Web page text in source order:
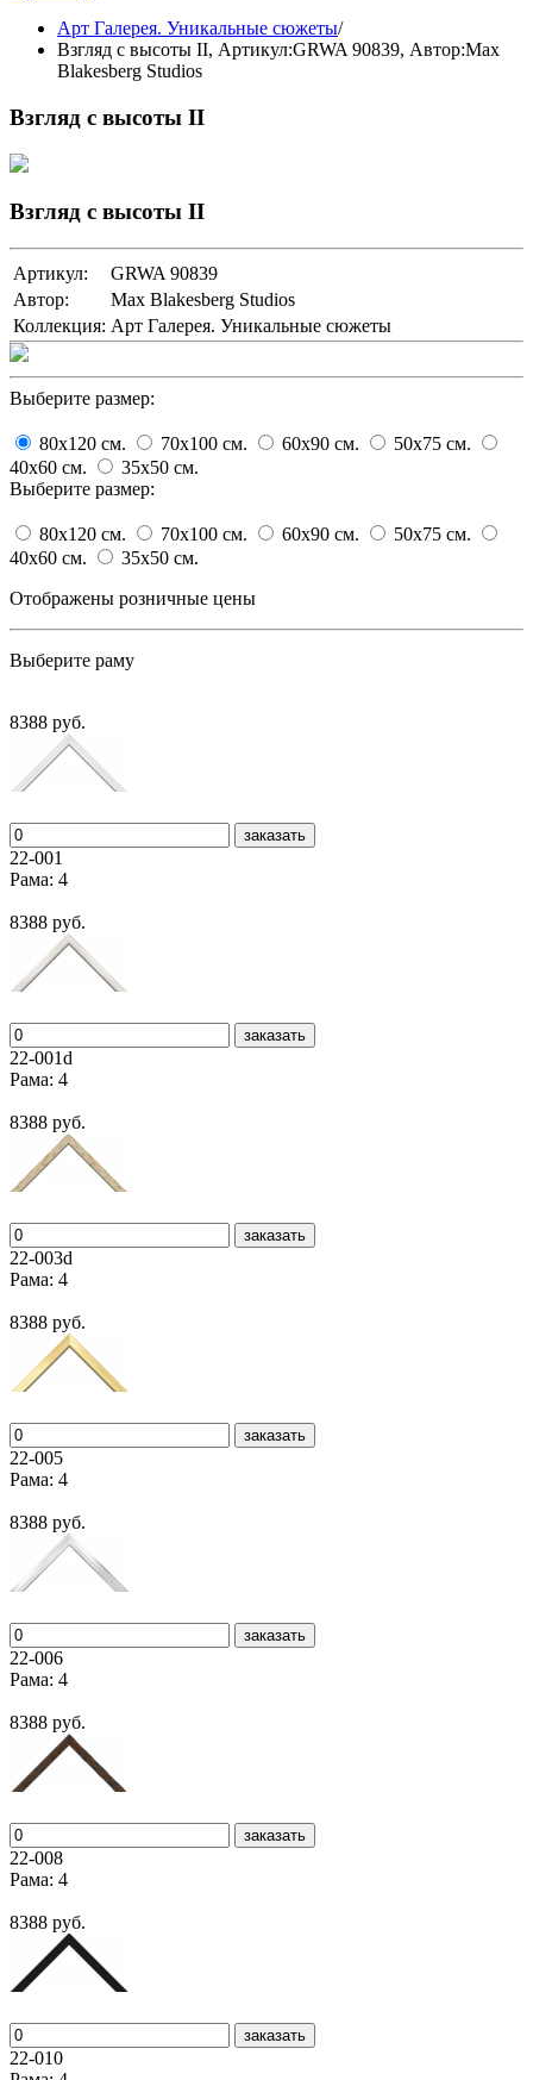
Арт Галерея. Уникальные сюжеты/
Взгляд с высоты II, Артикул:GRWA 90839, Автор:Max
Blakesberg Studios
Взгляд с высоты II
Взгляд с высоты II
Артикул:
GRWA 90839
Автор:
Max Blakesberg Studios
Коллекция: Арт Галерея. Уникальные сюжеты
Выберите размер:
80x120 cм. 70x100 cм. 60x90 cм. 50x75 cм.
40x60 cм. 35x50 cм.
Выберите размер:
80x120 cм. 70x100 cм. 60x90 cм. 50x75 cм.
40x60 cм. 35x50 cм.
Отображены розничные цены
Выберите раму
8388 руб.
заказать
22-001
Рама: 4
8388 руб.
заказать
22-001d
Рама: 4
8388 руб.
заказать
22-003d
Рама: 4
8388 руб.
заказать
22-005
Рама: 4
8388 руб.
заказать
22-006
Рама: 4
8388 руб.
заказать
22-008
Рама: 4
8388 руб.
заказать
22-010